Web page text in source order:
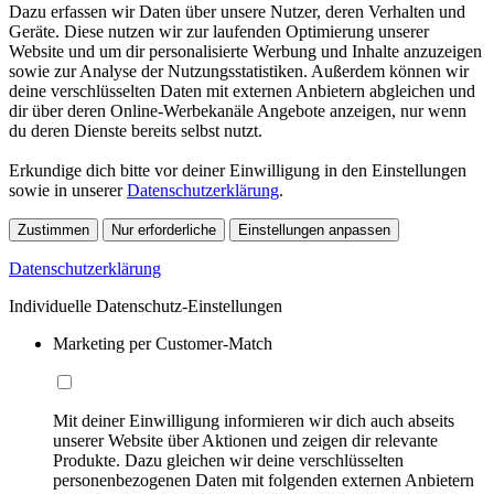
Dazu erfassen wir Daten über unsere Nutzer, deren Verhalten und
Geräte. Diese nutzen wir zur laufenden Optimierung unserer
Website und um dir personalisierte Werbung und Inhalte anzuzeigen
sowie zur Analyse der Nutzungsstatistiken. Außerdem können wir
deine verschlüsselten Daten mit externen Anbietern abgleichen und
dir über deren Online-Werbekanäle Angebote anzeigen, nur wenn
du deren Dienste bereits selbst nutzt.
Erkundige dich bitte vor deiner Einwilligung in den Einstellungen
sowie in unsererDatenschutzerklärung.
Zustimmen Nur erforderliche Einstellungen anpassen
Datenschutzerklärung
Individuelle Datenschutz-Einstellungen
Marketing per Customer-Match
Mit deiner Einwilligung informieren wir dich auch abseits
unserer Website über Aktionen und zeigen dir relevante
Produkte. Dazu gleichen wir deine verschlüsselten
personenbezogenen Daten mit folgenden externen Anbietern